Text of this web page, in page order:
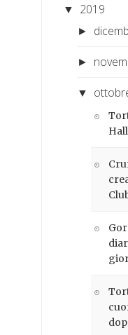
▼ 2019
►
►
▼